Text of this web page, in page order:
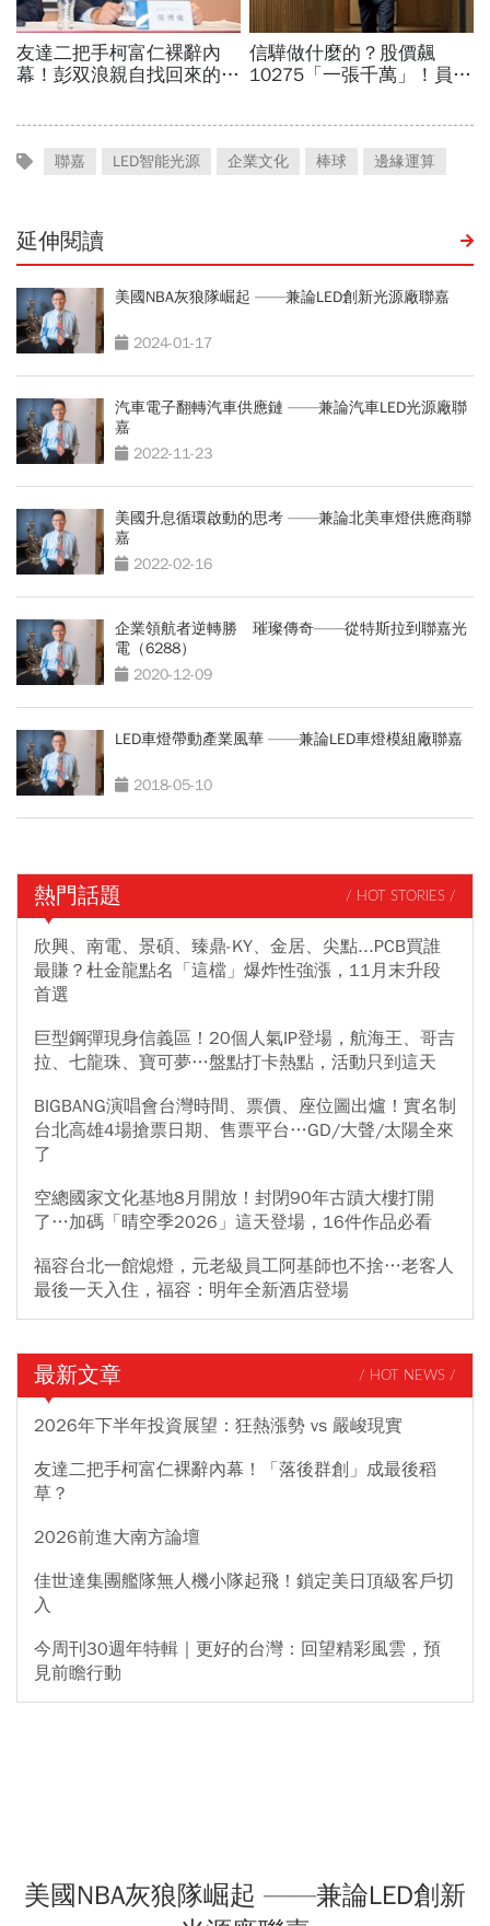
聯嘉 LED智能光源 企業文化 棒球 邊緣運算
延伸閱讀
美國NBA灰狼隊崛起 ——兼論LED創新光源廠聯嘉
2024-01-17
汽車電子翻轉汽車供應鏈 ——兼論汽車LED光源廠聯
嘉
2022-11-23
美國升息循環啟動的思考 ——兼論北美車燈供應商聯
嘉
2022-02-16
企業領航者逆轉勝 璀璨傳奇——從特斯拉到聯嘉光
電（6288）
2020-12-09
LED車燈帶動產業風華 ——兼論LED車燈模組廠聯嘉
2018-05-10
熱門話題 / HOT STORIES /
欣興、南電、景碩、臻鼎-KY、金居、尖點...PCB買誰
最賺？杜金龍點名「這檔」爆炸性強漲，11月末升段
首選
巨型鋼彈現身信義區！20個人氣IP登場，航海王、哥吉
拉、七龍珠、寶可夢…盤點打卡熱點，活動只到這天
BIGBANG演唱會台灣時間、票價、座位圖出爐！實名制
台北高雄4場搶票日期、售票平台…GD/大聲/太陽全來
了
空總國家文化基地8月開放！封閉90年古蹟大樓打開
了…加碼「晴空季2026」這天登場，16件作品必看
福容台北一館熄燈，元老級員工阿基師也不捨…老客人
最後一天入住，福容：明年全新酒店登場
最新文章 / HOT NEWS /
2026年下半年投資展望：狂熱漲勢 vs 嚴峻現實
友達二把手柯富仁裸辭內幕！「落後群創」成最後稻
草？
2026前進大南方論壇
佳世達集團艦隊無人機小隊起飛！鎖定美日頂級客戶切
入
今周刊30週年特輯｜更好的台灣：回望精彩風雲，預
見前瞻行動
美國NBA灰狼隊崛起 ——兼論LED創新